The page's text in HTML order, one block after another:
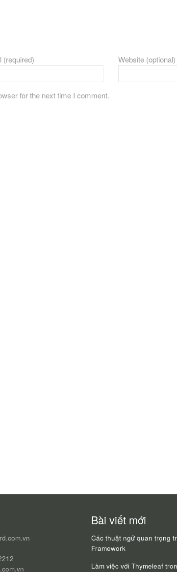
(required) Website (optional)
for the next time I comment.
Bài viết mới
Các thuật ngữ quan trọng
Framework
Làm việc với Thymeleaf